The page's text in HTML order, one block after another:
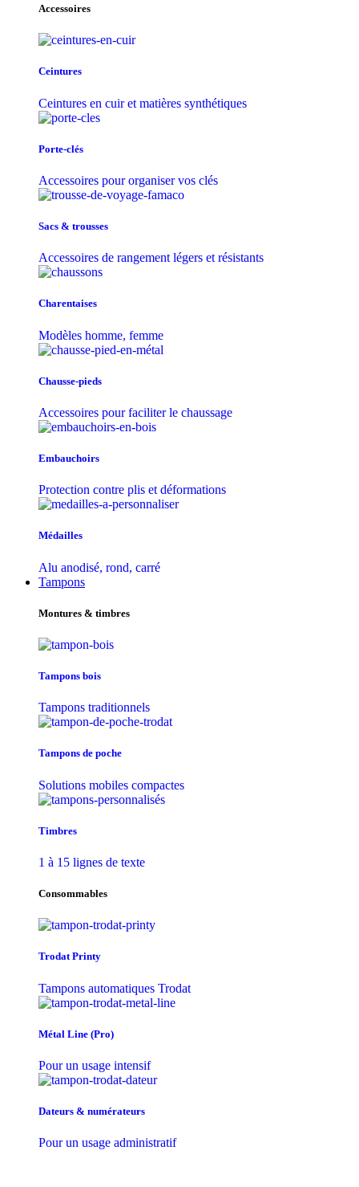
Accessoires
Ceintures
Ceintures en cuir et matières synthétiques
Porte-clés
Accessoires pour organiser vos clés
Sacs & trousse​s
Accessoires de rangement légers et résistants
Charentaises
Modèles homme, femme
Chausse-pieds
Accessoires pour faciliter le chaussage
Embauchoirs
Protection contre plis et déformations
Médailles
Alu anodisé, rond, carré
Tampons
Montures & timbres
Tampons bois
Tampons traditionnels
Tampons de poche
Solutions mobiles compactes
Timbres
1 à 15 lignes de texte
Consommables
Trodat Printy
Tampons automatiques Trodat
Métal Line (Pro)
Pour un usage intensif
Dateurs & numérateurs
Pour un usage administratif